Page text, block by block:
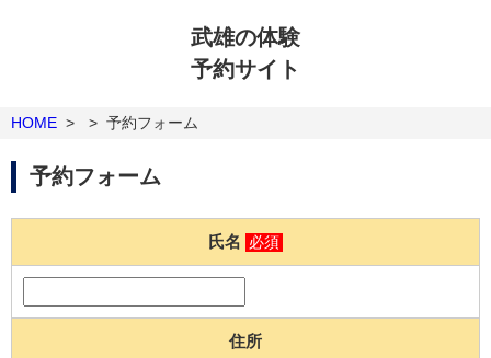
武雄の体験
予約サイト
HOME > > 予約フォーム
予約フォーム
氏名 必須
住所